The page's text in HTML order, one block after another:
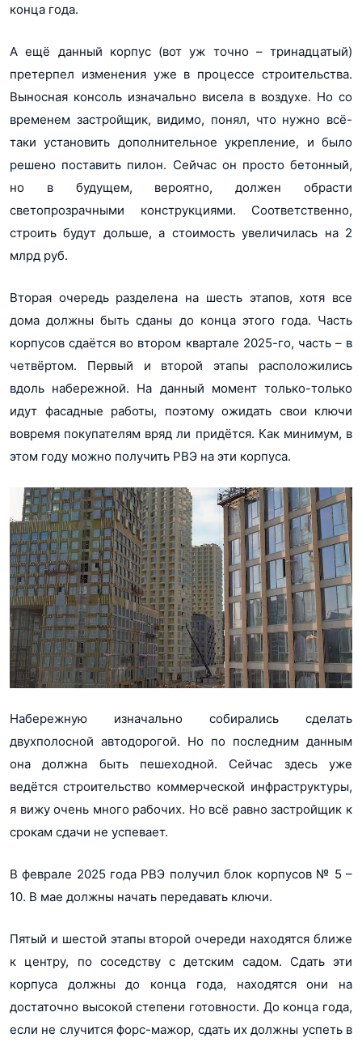
конца года.
А ещё данный корпус (вот уж точно – тринадцатый)
претерпел изменения уже в процессе строительства.
Выносная консоль изначально висела в воздухе. Но со
временем застройщик, видимо, понял, что нужно всё-
таки установить дополнительное укрепление, и было
решено поставить пилон. Сейчас он просто бетонный,
но в будущем, вероятно, должен обрасти
светопрозрачными конструкциями. Соответственно,
строить будут дольше, а стоимость увеличилась на 2
млрд руб.
Вторая очередь разделена на шесть этапов, хотя все
дома должны быть сданы до конца этого года. Часть
корпусов сдаётся во втором квартале 2025-го, часть – в
четвёртом. Первый и второй этапы расположились
вдоль набережной. На данный момент только-только
идут фасадные работы, поэтому ожидать свои ключи
вовремя покупателям вряд ли придётся. Как минимум, в
этом году можно получить РВЭ на эти корпуса.
Набережную изначально собирались сделать
двухполосной автодорогой. Но по последним данным
она должна быть пешеходной. Сейчас здесь уже
ведётся строительство коммерческой инфраструктуры,
я вижу очень много рабочих. Но всё равно застройщик к
срокам сдачи не успевает.
В феврале 2025 года РВЭ получил блок корпусов № 5 –
10. В мае должны начать передавать ключи.
Пятый и шестой этапы второй очереди находятся ближе
к центру, по соседству с детским садом. Сдать эти
корпуса должны до конца года, находятся они на
достаточно высокой степени готовности. До конца года,
если не случится форс-мажор, сдать их должны успеть в